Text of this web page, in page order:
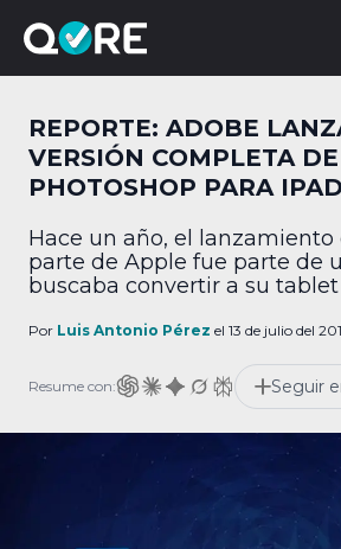
REPORTE: ADOBE
VERSIÓN COMPLETA DE
PHOTOSHOP PARA IPAD
Hace un año, el lanzamiento
parte de Apple fue parte de
buscaba convertir a su
obstante, algunas
móviles, lo cual evitaba que
usuarios cambiaran
plataforma de elección.
[…]
Por Luis Antonio Pérez el 13 de julio del
Resume con: Seguir